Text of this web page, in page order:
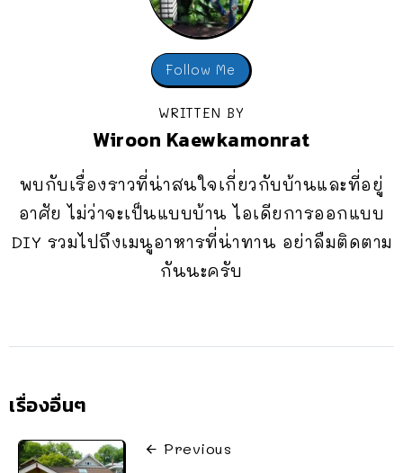
Follow Me
WRITTEN BY
Wiroon Kaewkamonrat
พบกับเรื่องราวที่น่าสนใจเกี่ยวกับบ้านและที่อยู่
อาศัย ไม่ว่าจะเป็นแบบบ้าน ไอเดียการออกแบบ
DIY รวมไปถึงเมนูอาหารที่น่าทาน อย่าลืมติดตาม
กันนะครับ
เรื่องอื่นๆ
Previous